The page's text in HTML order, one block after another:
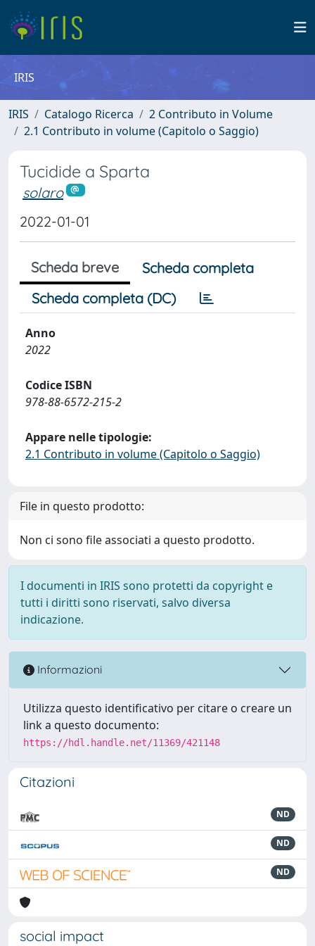
IRIS
IRIS Catalogo Ricerca
2 Contributo in Volume
2.1 Contributo in volume (Capitolo o Saggio)
Tucidide a Sparta
solaro
2022-01-01
Scheda breve
Scheda completa
Scheda completa (DC)
Anno
2022
Codice ISBN
978-88-6572-215-2
Appare nelle tipologie:
2.1 Contributo in volume (Capitolo o Saggio)
File in questo prodotto:
Non ci sono file associati a questo prodotto.
I documenti in IRIS sono protetti da copyright e
tutti i diritti sono riservati, salvo diversa
indicazione.
Informazioni
Utilizza questo identificativo per citare o creare un
link a questo documento:
https://hdl.handle.net/11369/421148
Citazioni
ND
ND
ND
social impact